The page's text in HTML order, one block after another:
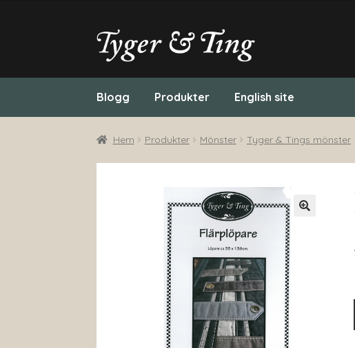
Hoppa
till
Hoppa
till
Blogg Produkter English site
Hem Produkter Mönster Tyger & Tings mönster